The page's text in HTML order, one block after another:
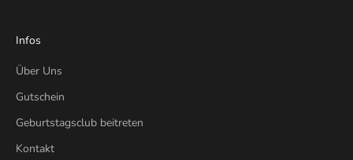
Infos
Über Uns
Gutschein
Geburtstagsclub beitreten
Kontakt